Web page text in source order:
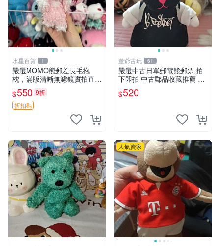
水星百貨 1
嚴選MOMO熊郵差長毛抱
枕，滿版清晰無濾鏡實拍直
銷。每周新品到貨，不容錯
過！ 郵差熊 長毛 抱枕
$550 9折
折扣碼
董爺古玩 61
嚴選中古日單郵電熊郵票 拍
下即拍 中古郵品收藏推薦 郵
票 郵電熊 日本
$520
人氣賣家